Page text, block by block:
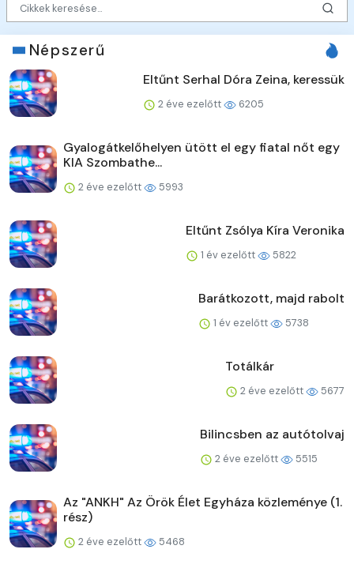
Népszerű
Eltűnt Serhal Dóra Zeina, keressük
2 éve ezelőtt 6205
Gyalogátkelőhelyen ütött el egy fiatal nőt egy
KIA Szombathe...
2 éve ezelőtt 5993
Eltűnt Zsólya Kíra Veronika
1 év ezelőtt 5822
Barátkozott, majd rabolt
1 év ezelőtt 5738
Totálkár
2 éve ezelőtt 5677
Bilincsben az autótolvaj
2 éve ezelőtt 5515
Az "ANKH" Az Örök Élet Egyháza közleménye (1.
rész)
2 éve ezelőtt 5468